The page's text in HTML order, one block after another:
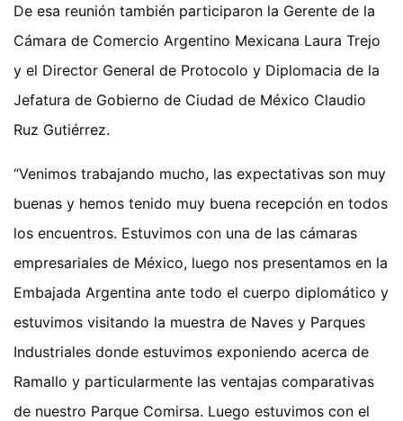
De esa reunión también participaron la Gerente de la
Cámara de Comercio Argentino Mexicana Laura Trejo
y el Director General de Protocolo y Diplomacia de la
Jefatura de Gobierno de Ciudad de México Claudio
Ruz Gutiérrez.
“Venimos trabajando mucho, las expectativas son muy
buenas y hemos tenido muy buena recepción en todos
los encuentros. Estuvimos con una de las cámaras
empresariales de México, luego nos presentamos en la
Embajada Argentina ante todo el cuerpo diplomático y
estuvimos visitando la muestra de Naves y Parques
Industriales donde estuvimos exponiendo acerca de
Ramallo y particularmente las ventajas comparativas
de nuestro Parque Comirsa. Luego estuvimos con el